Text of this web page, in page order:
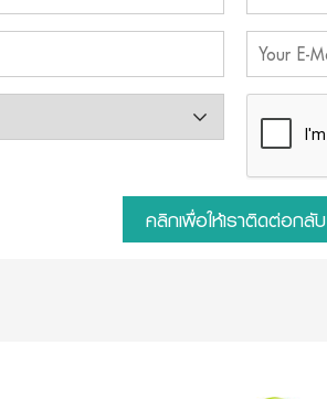
คลิกเพื่อให้เราติดต่อกลับ